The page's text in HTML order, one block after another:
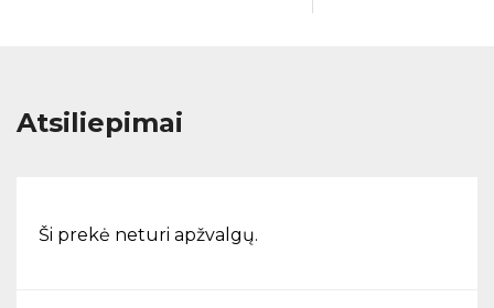
Atsiliepimai
Ši prekė neturi apžvalgų.